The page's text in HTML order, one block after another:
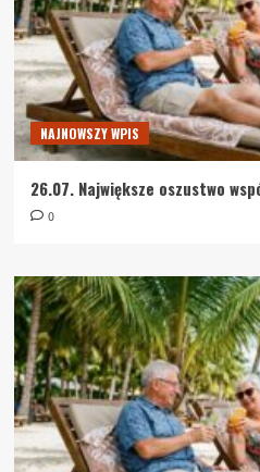
NAJNOWSZY WPIS
26.07. Największe oszustwo
0